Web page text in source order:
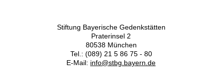
Stiftung Bayerische Gedenkstätten
Praterinsel 2
80538 München
Tel.: (089) 21 5 86 75 - 80
E-Mail: info@stbg.bayern.de